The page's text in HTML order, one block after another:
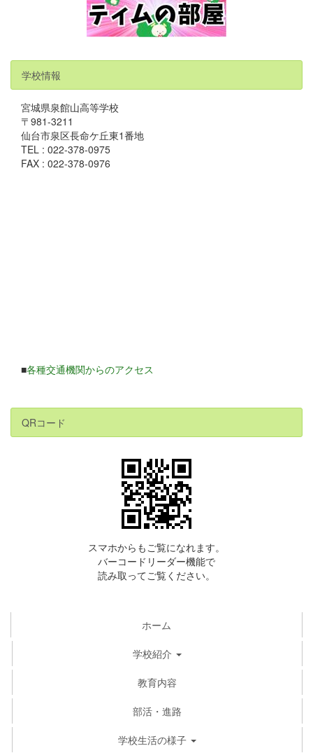
学校情報
宮城県泉館山高等学校
〒981-3211
仙台市泉区長命ケ丘東1番地
TEL : 022-378-0975
FAX : 022-378-0976
■各種交通機関からのアクセス
QRコード
スマホからもご覧になれます。
バーコードリーダー機能で
読み取ってご覧ください。
ホーム
学校紹介
教育内容
部活・進路
学校生活の様子